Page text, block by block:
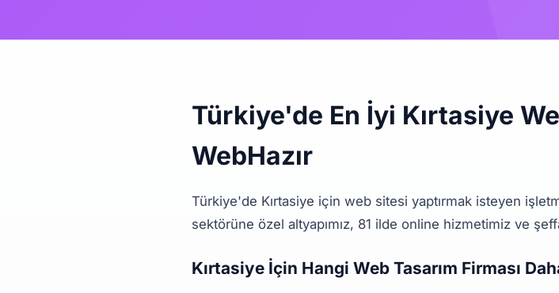
Türkiye'de En İyi Kırtasiye
WebHazır
Türkiye'de Kırtasiye için web sitesi yaptırmak isteyen
sektörüne özel altyapımız, 81 ilde online hizmetimiz ve
Kırtasiye İçin Hangi Web Tasarım Firması